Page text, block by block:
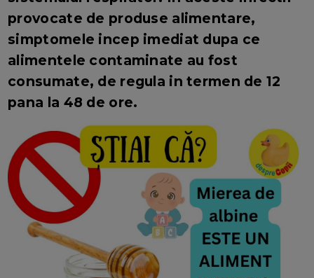
provocate de produse alimentare,
simptomele incep imediat dupa ce
alimentele contaminate au fost
consumate, de regula in termen de 12
pana la 48 de ore.